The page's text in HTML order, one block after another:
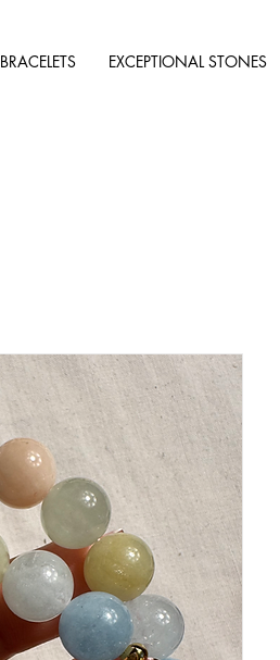
BRACELETS EXCEPTIONAL STONES